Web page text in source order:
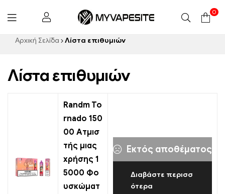
Myvapesite.de
0
Αρχική Σελίδα Λίστα επιθυμιών
Λίστα επιθυμιών
Randm To
rnado 150
00 Ατμισ
τής μιας
χρήσης 1
5000 Φο
υσκώματ
Εκτός αποθέματος
Διαβάστε περισσ
ότερα